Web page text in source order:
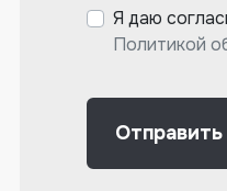
Я даю
Политикой
Отправить